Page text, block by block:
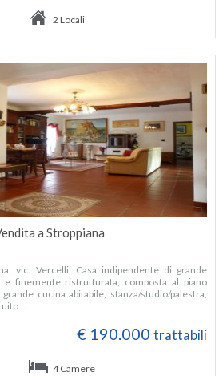
2 Locali
a Stroppiana
vic. Vercelli, Casa indipendente di grande
e finemente ristrutturata, composta al piano
cucina abitabile, stanza/studio/palestra,
€ 190.000 trattabili
4 Camere